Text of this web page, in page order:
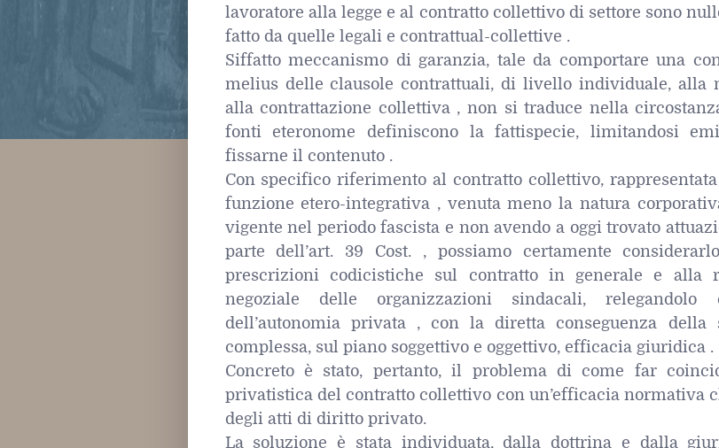
lavoratore alla legge e al contratto collettivo di settore sono
fatto da quelle legali e contrattual-collettive .
Siffatto meccanismo di garanzia, tale da comportare una
melius delle clausole contrattuali, di livello individuale, alla
alla contrattazione collettiva , non si traduce nella
fonti eteronome definiscono la fattispecie, limitandosi
fissarne il contenuto .
Con specifico riferimento al contratto collettivo,
funzione etero-integrativa , venuta meno la natura
vigente nel periodo fascista e non avendo a oggi trovato
parte dell’art. 39 Cost. , possiamo certamente
prescrizioni codicistiche sul contratto in generale e alla
negoziale delle organizzazioni sindacali,
dell’autonomia privata , con la diretta conseguenza
complessa, sul piano soggettivo e oggettivo, efficacia giuridica .
Concreto è stato, pertanto, il problema di come far
privatistica del contratto collettivo con un’efficacia normativa
degli atti di diritto privato.
La soluzione è stata individuata, dalla dottrina e dalla